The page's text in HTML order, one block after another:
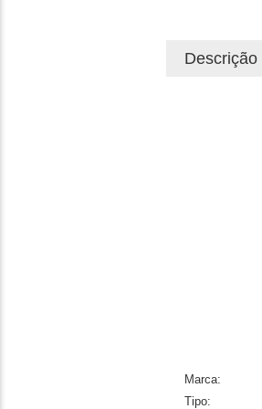
Descrição
Marca:
Tipo: